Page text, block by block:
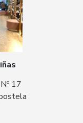
17